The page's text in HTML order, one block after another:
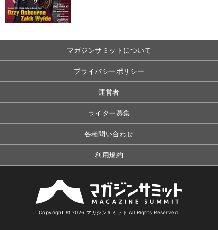
マガジンサミットについて
プライバシーポリシー
運営者
ライター募集
各種問い合わせ
利用規約
Copyright © 2026 マガジンサミット All Rights Reserved.